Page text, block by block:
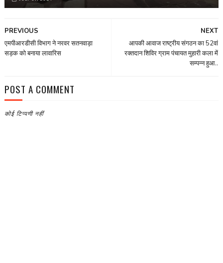
NEXT
आपकी आवाज राष्ट्रीय संगठन का 52वां
रक्तदान शिविर ग्राम पंचायत मुहारी कला में
सम्पन्न हुआ..
PREVIOUS
एमपीआरडीसी विभाग ने नरवर सतनवाड़ा
सड़क को बनाया लावारिस
POST A COMMENT
कोई टिप्पणी नहीं